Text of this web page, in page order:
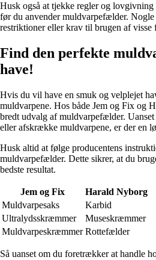
Husk også at tjekke regler og
før du anvender muldvarpefælder.
restriktioner eller krav til brugen af visse
Find den perfekte
have!
Hvis du vil have en smuk og velplejet
muldvarpene. Hos både Jem og Fix og
bredt udvalg af muldvarpefælder.
eller afskrække muldvarpene, er der en
Husk altid at følge producentens
muldvarpefælder. Dette sikrer, at du
bedste resultat.
Jem og Fix
Harald Nyborg
Muldvarpesaks
Karbid
Ultralydsskræmmer
Museskræmmer
Muldvarpeskræmmer Rottefælder
Så uanset om du foretrækker at handle